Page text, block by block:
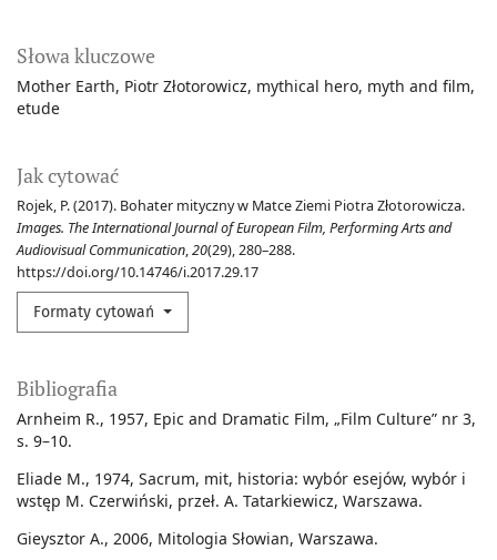
Słowa kluczowe
Mother Earth Piotr Złotorowicz mythical hero myth and film
etude
Jak cytować
Rojek, P. (2017). Bohater mityczny w Matce Ziemi Piotra Złotorowicza.
Images. The International Journal of European Film, Performing Arts and
Audiovisual Communication,20(29), 280–288.
https://doi.org/10.14746/i.2017.29.17
Formaty cytowań
Bibliografia
Arnheim R., 1957, Epic and Dramatic Film, „Film Culture” nr 3,
s. 9–10.
Eliade M., 1974, Sacrum, mit, historia: wybór esejów, wybór i
wstęp M. Czerwiński, przeł. A. Tatarkiewicz, Warszawa.
Gieysztor A., 2006, Mitologia Słowian, Warszawa.